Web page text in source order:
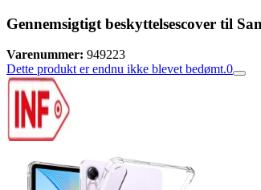
Gennemsigtigt beskyttelsescover til
Varenummer: 949223
Dette produkt er endnu ikke blevet bedømt.0